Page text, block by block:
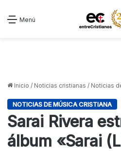
Menú
Inicio / Noticias cristianas / Noticias
NOTICIAS DE MÚSICA CRISTIANA
Sarai Rivera
álbum «Sarai